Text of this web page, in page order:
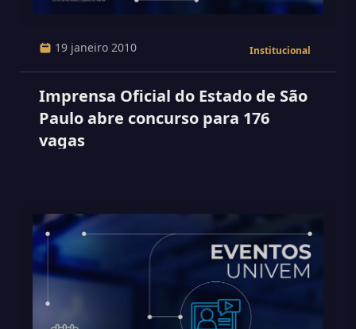
19 janeiro 2010 Institucional
Imprensa Oficial do Estado de São
Paulo abre concurso para 176
vagas